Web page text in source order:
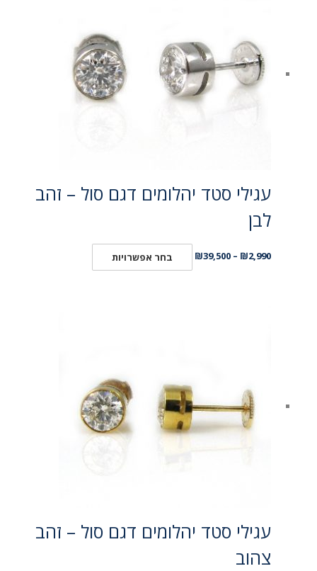
עגילי סטד יהלומים דגם סול – זהב
לבן
₪2,990
–
₪39,500 בחר אפשרויות
עגילי סטד יהלומים דגם סול – זהב
צהוב